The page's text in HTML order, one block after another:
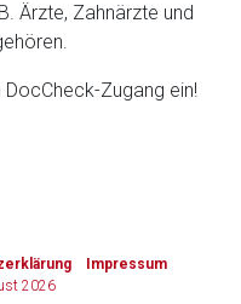
Ärzte, Zahnärzte und
Zugang ein!
Impressum
2026